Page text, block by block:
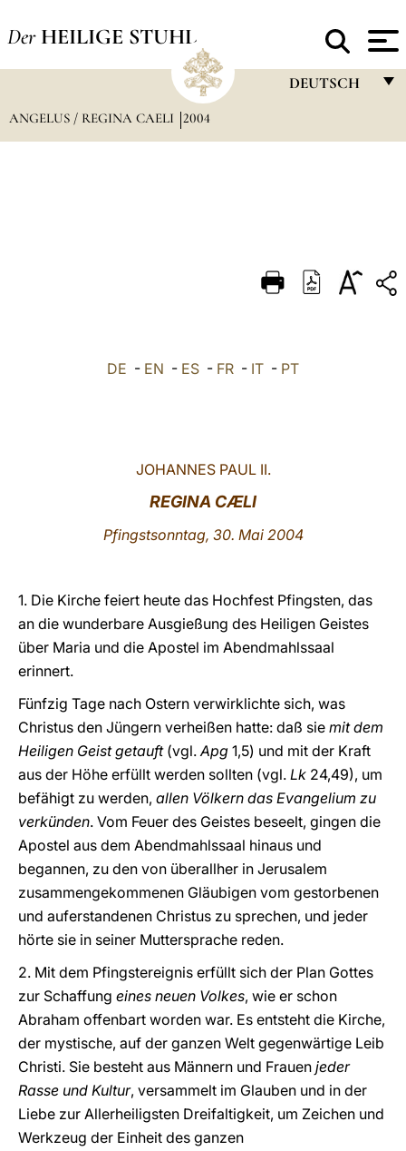
Der HEILIGE STUHL
DEUTSCH
DEUTSCH
العربيّة
ANGELUS / REGINA CAELI 2004
DE - EN - ES - FR - IT - PT
JOHANNES PAUL II.
REGINA CÆLI
Pfingstsonntag, 30. Mai 2004
1. Die Kirche feiert heute das Hochfest Pfingsten, das
an die wunderbare Ausgießung des Heiligen Geistes
über Maria und die Apostel im Abendmahlssaal
erinnert.
Fünfzig Tage nach Ostern verwirklichte sich, was
Christus den Jüngern verheißen hatte: daß sie mit dem
Heiligen Geist getauft(vgl.Apg 1,5) und mit der Kraft
aus der Höhe erfüllt werden sollten (vgl. Lk 24,49), um
befähigt zu werden, allen Völkern das Evangelium zu
verkünden. Vom Feuer des Geistes beseelt, gingen die
Apostel aus dem Abendmahlssaal hinaus und
begannen, zu den von überallher in Jerusalem
zusammengekommenen Gläubigen vom gestorbenen
und auferstandenen Christus zu sprechen, und jeder
hörte sie in seiner Muttersprache reden.
2. Mit dem Pfingstereignis erfüllt sich der Plan Gottes
zur Schaffung eines neuen Volkes, wie er schon
Abraham offenbart worden war. Es entsteht die Kirche,
der mystische, auf der ganzen Welt gegenwärtige Leib
Christi. Sie besteht aus Männern und Frauen jeder
Rasse und Kultur, versammelt im Glauben und in der
Liebe zur Allerheiligsten Dreifaltigkeit, um Zeichen und
Werkzeug der Einheit des ganzen